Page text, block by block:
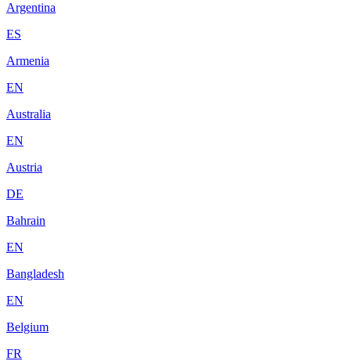
Argentina
ES
Armenia
EN
Australia
EN
Austria
DE
Bahrain
EN
Bangladesh
EN
Belgium
FR